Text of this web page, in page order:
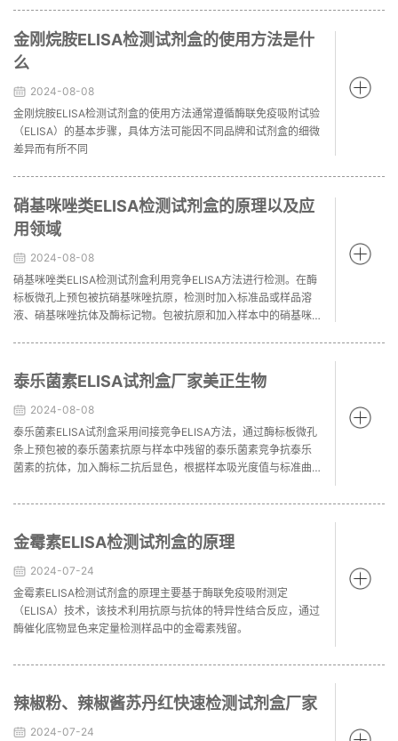
金刚烷胺ELISA检测试剂盒的使用方法是什
么
2024-08-08
金刚烷胺ELISA检测试剂盒的使用方法通常遵循酶联免疫吸附试验
（ELISA）的基本步骤，具体方法可能因不同品牌和试剂盒的细微
差异而有所不同
硝基咪唑类ELISA检测试剂盒的原理以及应
用领域
2024-08-08
硝基咪唑类ELISA检测试剂盒利用竞争ELISA方法进行检测。在酶
标板微孔上预包被抗硝基咪唑抗原，检测时加入标准品或样品溶
液、硝基咪唑抗体及酶标记物。包被抗原和加入样本中的硝基咪
仪下进行检测。样品中的硝基咪唑浓度与吸收光强度成反比。
泰乐菌素ELISA试剂盒厂家美正生物
2024-08-08
泰乐菌素ELISA试剂盒采用间接竞争ELISA方法，通过酶标板微孔
条上预包被的泰乐菌素抗原与样本中残留的泰乐菌素竞争抗泰乐
菌素的抗体，加入酶标二抗后显色，根据样本吸光度值与标准曲
金霉素ELISA检测试剂盒的原理
2024-07-24
金霉素ELISA检测试剂盒的原理主要基于酶联免疫吸附测定
（ELISA）技术，该技术利用抗原与抗体的特异性结合反应，通过
酶催化底物显色来定量检测样品中的金霉素残留。
辣椒粉、辣椒酱苏丹红快速检测试剂盒厂家
2024-07-24